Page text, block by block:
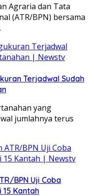
Agraria dan Tata
(ATR/BPN) bersama
Terjadwal Sudah
yang
jumlahnya terus
BPN Uji Coba
15 Kantah